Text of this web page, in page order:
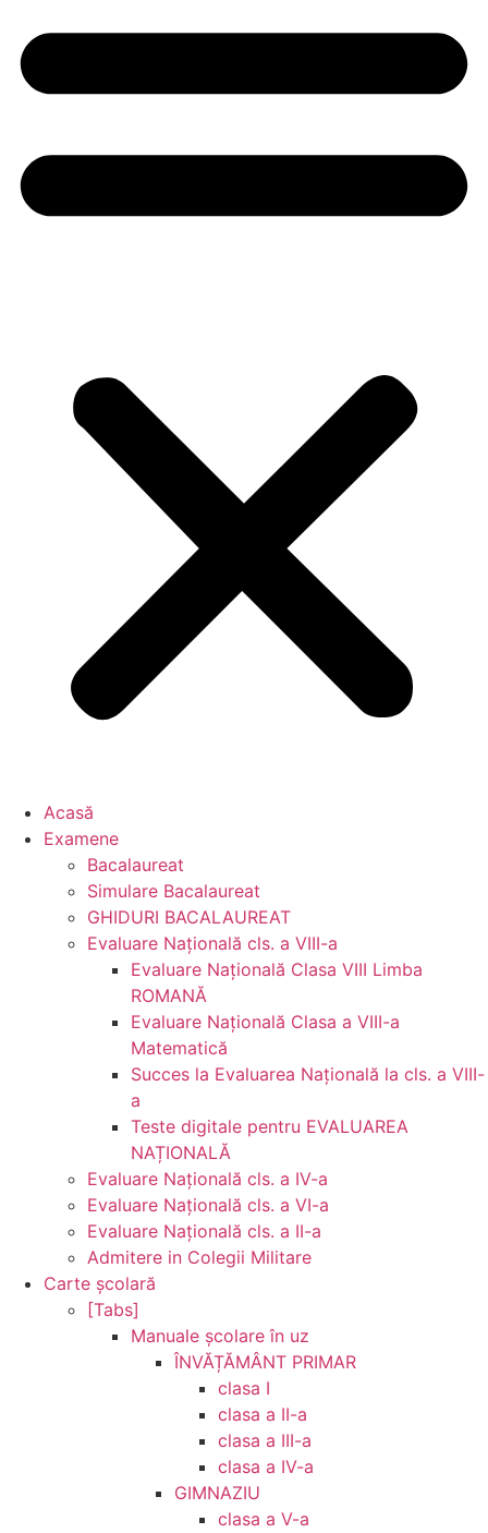
Acasă
Examene
Bacalaureat
Simulare Bacalaureat
GHIDURI BACALAUREAT
Evaluare Naţională cls. a VIII-a
Evaluare Naţională Clasa VIII Limba
ROMANĂ
Evaluare Naţională Clasa a VIII-a
Matematică
Succes la Evaluarea Națională la cls. a VIII-
a
Teste digitale pentru EVALUAREA
NAȚIONALĂ
Evaluare Naţională cls. a IV-a
Evaluare Naţională cls. a VI-a
Evaluare Naţională cls. a II-a
Admitere in Colegii Militare
Carte şcolară
[Tabs]
Manuale şcolare în uz
ÎNVĂȚĂMÂNT PRIMAR
clasa I
clasa a II-a
clasa a III-a
clasa a IV-a
GIMNAZIU
clasa a V-a